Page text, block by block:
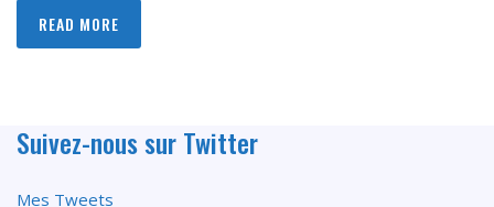
READ MORE
Suivez-nous sur Twitter
Mes Tweets